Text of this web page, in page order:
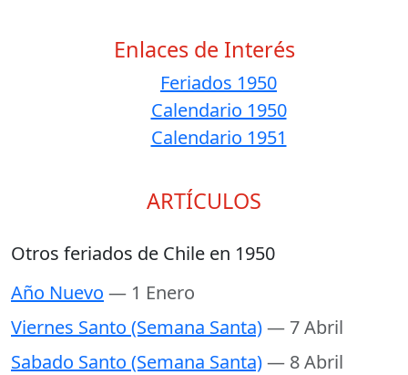
Enlaces de Interés
Feriados 1950
Calendario 1950
Calendario 1951
ARTÍCULOS
Otros feriados de Chile en 1950
Año Nuevo — 1 Enero
Viernes Santo (Semana Santa)— 7 Abril
Sabado Santo (Semana Santa)— 8 Abril